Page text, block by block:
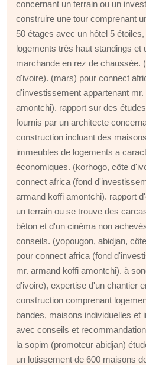
concernant un terrain ou un
construire une tour comprenant
50 étages avec un hôtel 5
logements très haut standings et
marchande en rez de chaussée.
d'ivoire). (mars) pour connect
d'investissement appartenant
amontchi). rapport sur des
fournis par un architecte
construction incluant des
immeubles de logements a
économiques. (korhogo, côte
connect africa (fond
armand koffi amontchi). rapport
un terrain ou se trouve des
béton et d'un cinéma non
conseils. (yopougon, abidjan,
pour connect africa (fond
mr. armand koffi amontchi). à
d'ivoire), expertise d'un chantier
construction comprenant
bandes, maisons individuelles et
avec conseils et
la sopim (promoteur abidjan)
un lotissement de 600 maisons